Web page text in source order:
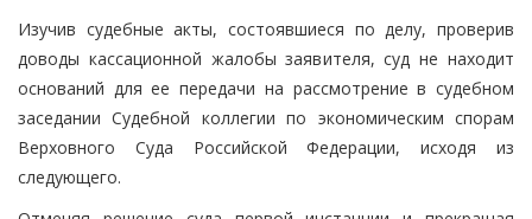
Изучив судебные акты, состоявшиеся по делу, проверив
доводы кассационной жалобы заявителя, суд не находит
оснований для ее передачи на рассмотрение в судебном
заседании Судебной коллегии по экономическим спорам
Верховного Суда Российской Федерации, исходя из
следующего.